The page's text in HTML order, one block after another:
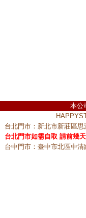
本公
台北門市：新北市新莊區思
台北門市如需自取 請前幾
台中門市：臺中市北區中